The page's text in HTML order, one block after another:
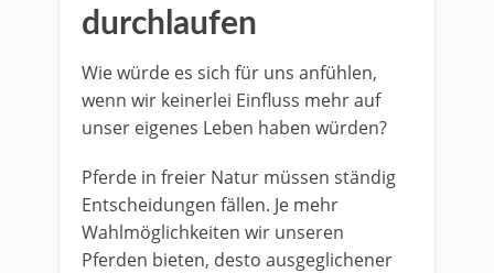
durchlaufen
Wie würde es sich für uns anfühlen,
wenn wir keinerlei Einfluss mehr auf
unser eigenes Leben haben würden?
Pferde in freier Natur müssen ständig
Entscheidungen fällen. Je mehr
Wahlmöglichkeiten wir unseren
Pferden bieten, desto ausgeglichener